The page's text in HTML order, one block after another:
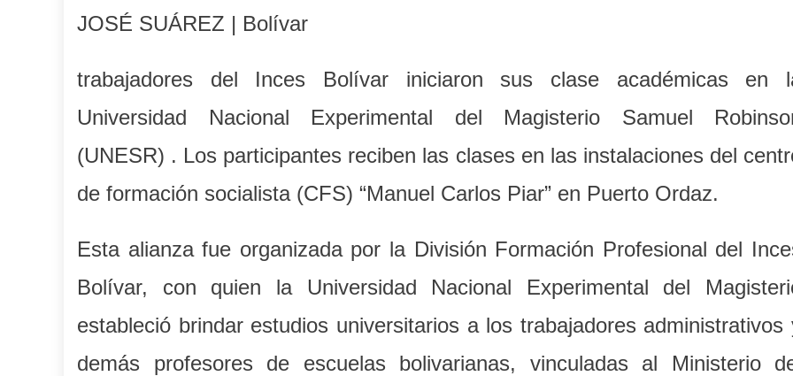
JOSÉ SUÁREZ | Bolívar
trabajadores del Inces Bolívar iniciaron sus clase académicas en
Universidad Nacional Experimental del Magisterio Samuel
(UNESR) . Los participantes reciben las clases en las instalaciones del
de formación socialista (CFS) “Manuel Carlos Piar” en Puerto Ordaz.
Esta alianza fue organizada por la División Formación Profesional del
Bolívar, con quien la Universidad Nacional Experimental del
estableció brindar estudios universitarios a los trabajadores administrativos
demás profesores de escuelas bolivarianas, vinculadas al Ministerio